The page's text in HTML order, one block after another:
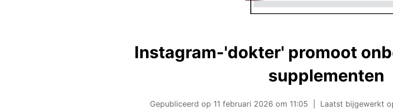
Instagram-'dokter' promoot
supplementen
Gepubliceerd op 11 februari 2026 om 11:05 Laatst bijgewerkt